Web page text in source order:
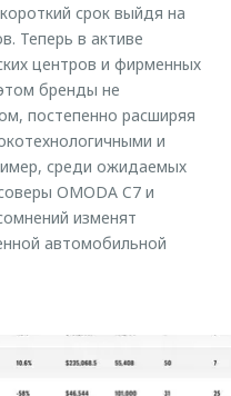
срок выйдя на
Теперь в активе
центров и фирменных
бренды не
постепенно расширяя
и
среди ожидаемых
OMODA C7 и
изменят
автомобильной